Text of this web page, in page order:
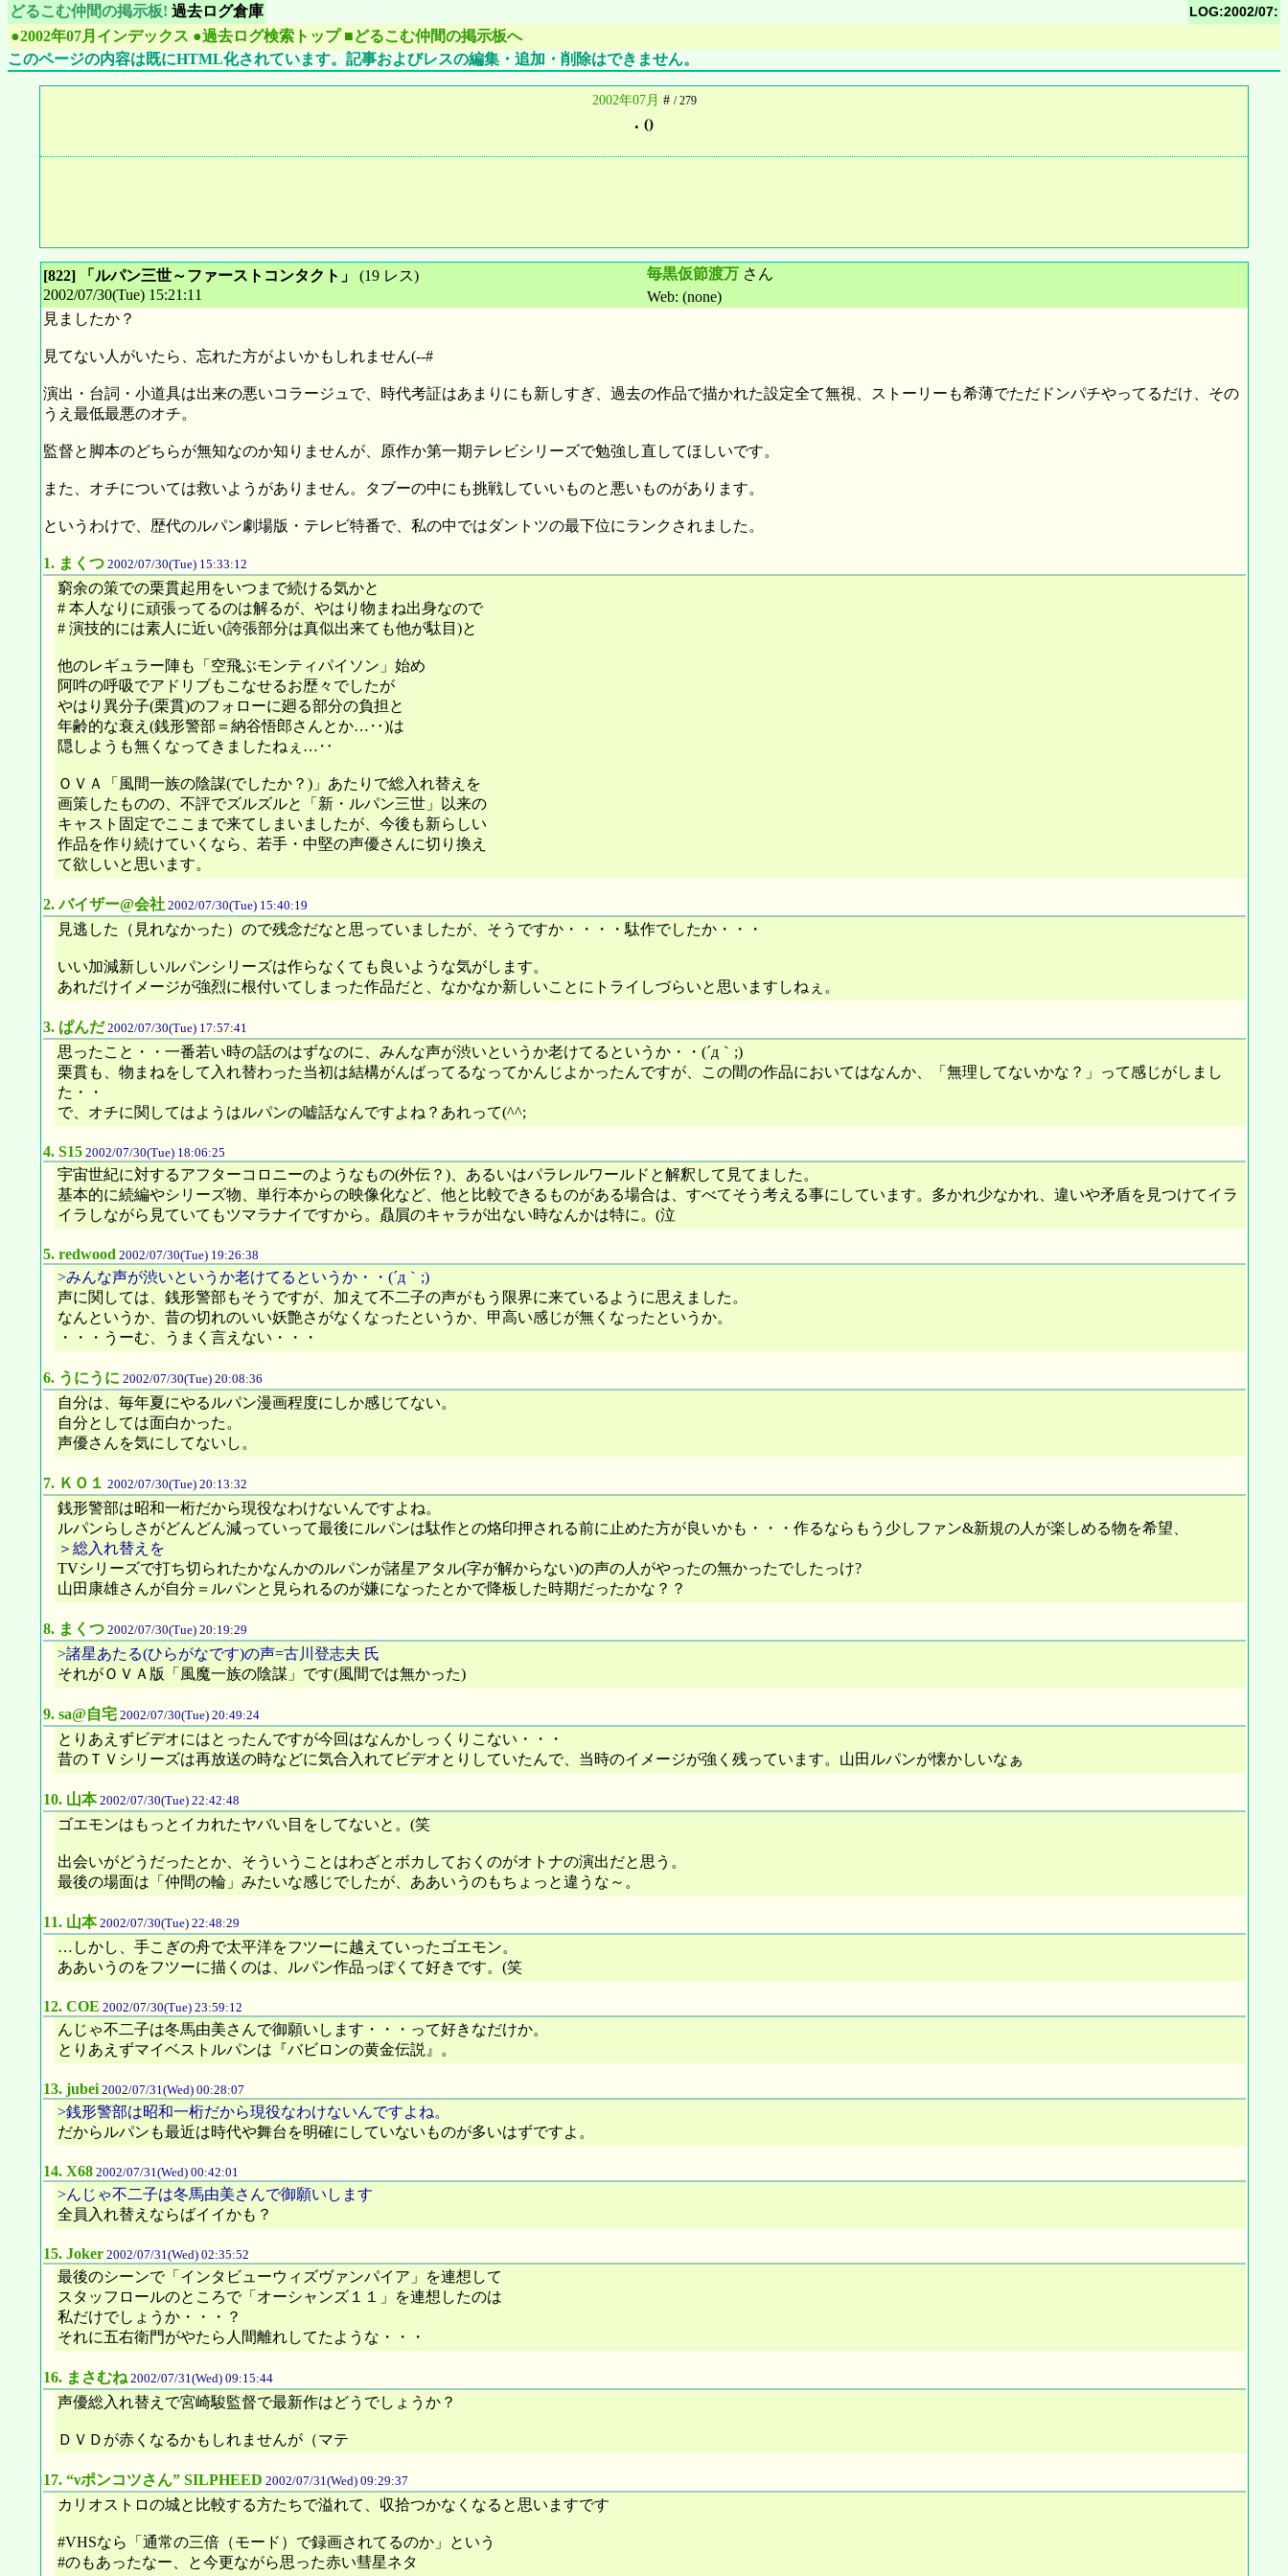
どるこむ仲間の掲示板! 過去ログ倉庫 LOG:2002/07:
●2002年07月インデックス ●過去ログ検索トップ ■どるこむ仲間の掲示板へ
このページの内容は既にHTML化されています。記事およびレスの編集・追加・削除はできません。
2002年07月 # / 279
. ()
[822] 「ルパン三世～ファーストコンタクト」 (19 レス)
2002/07/30(Tue) 15:21:11
毎黒仮節渡万さん
Web: (none)
見ましたか？
見てない人がいたら、忘れた方がよいかもしれません(--#
演出・台詞・小道具は出来の悪いコラージュで、時代考証はあまりにも新しすぎ、過去の作品で描かれた設定全て無視、ストーリーも希薄でただドンパチやってるだけ、その
うえ最低最悪のオチ。
監督と脚本のどちらが無知なのか知りませんが、原作か第一期テレビシリーズで勉強し直してほしいです。
また、オチについては救いようがありません。タブーの中にも挑戦していいものと悪いものがあります。
というわけで、歴代のルパン劇場版・テレビ特番で、私の中ではダントツの最下位にランクされました。
1. まくつ 2002/07/30(Tue) 15:33:12
窮余の策での栗貫起用をいつまで続ける気かと
# 本人なりに頑張ってるのは解るが、やはり物まね出身なので
# 演技的には素人に近い(誇張部分は真似出来ても他が駄目)と
他のレギュラー陣も「空飛ぶモンティパイソン」始め
阿吽の呼吸でアドリブもこなせるお歴々でしたが
やはり異分子(栗貫)のフォローに廻る部分の負担と
年齢的な衰え(銭形警部＝納谷悟郎さんとか…‥)は
隠しようも無くなってきましたねぇ…‥
ＯＶＡ「風間一族の陰謀(でしたか？)」あたりで総入れ替えを
画策したものの、不評でズルズルと「新・ルパン三世」以来の
キャスト固定でここまで来てしまいましたが、今後も新らしい
作品を作り続けていくなら、若手・中堅の声優さんに切り換え
て欲しいと思います。
2. バイザー@会社 2002/07/30(Tue) 15:40:19
見逃した（見れなかった）ので残念だなと思っていましたが、そうですか・・・・駄作でしたか・・・
いい加減新しいルパンシリーズは作らなくても良いような気がします。
あれだけイメージが強烈に根付いてしまった作品だと、なかなか新しいことにトライしづらいと思いますしねぇ。
3. ぱんだ 2002/07/30(Tue) 17:57:41
思ったこと・・一番若い時の話のはずなのに、みんな声が渋いというか老けてるというか・・(´д｀;)
栗貫も、物まねをして入れ替わった当初は結構がんばってるなってかんじよかったんですが、この間の作品においてはなんか、「無理してないかな？」って感じがしまし
た・・
で、オチに関してはようはルパンの嘘話なんですよね？あれって(^^;
4.S15 2002/07/30(Tue) 18:06:25
宇宙世紀に対するアフターコロニーのようなもの(外伝？)、あるいはパラレルワールドと解釈して見てました。
基本的に続編やシリーズ物、単行本からの映像化など、他と比較できるものがある場合は、すべてそう考える事にしています。多かれ少なかれ、違いや矛盾を見つけてイラ
イラしながら見ていてもツマラナイですから。贔屓のキャラが出ない時なんかは特に。(泣
5. redwood 2002/07/30(Tue) 19:26:38
>みんな声が渋いというか老けてるというか・・(´д｀;)
声に関しては、銭形警部もそうですが、加えて不二子の声がもう限界に来ているように思えました。
なんというか、昔の切れのいい妖艶さがなくなったというか、甲高い感じが無くなったというか。
・・・うーむ、うまく言えない・・・
6.うにうに 2002/07/30(Tue) 20:08:36
自分は、毎年夏にやるルパン漫画程度にしか感じてない。
自分としては面白かった。
声優さんを気にしてないし。
7. ＫＯ１ 2002/07/30(Tue) 20:13:32
銭形警部は昭和一桁だから現役なわけないんですよね。
ルパンらしさがどんどん減っていって最後にルパンは駄作との烙印押される前に止めた方が良いかも・・・作るならもう少しファン&新規の人が楽しめる物を希望、
＞総入れ替えを
TVシリーズで打ち切られたかなんかのルパンが諸星アタル(字が解からない)の声の人がやったの無かったでしたっけ?
山田康雄さんが自分＝ルパンと見られるのが嫌になったとかで降板した時期だったかな？？
8. まくつ 2002/07/30(Tue) 20:19:29
>諸星あたる(ひらがなです)の声=古川登志夫 氏
それがＯＶＡ版「風魔一族の陰謀」です(風間では無かった)
9.sa@自宅 2002/07/30(Tue) 20:49:24
とりあえずビデオにはとったんですが今回はなんかしっくりこない・・・
昔のＴＶシリーズは再放送の時などに気合入れてビデオとりしていたんで、当時のイメージが強く残っています。山田ルパンが懐かしいなぁ
10.山本 2002/07/30(Tue) 22:42:48
ゴエモンはもっとイカれたヤバい目をしてないと。(笑
出会いがどうだったとか、そういうことはわざとボカしておくのがオトナの演出だと思う。
最後の場面は「仲間の輪」みたいな感じでしたが、ああいうのもちょっと違うな～。
11.山本 2002/07/30(Tue) 22:48:29
…しかし、手こぎの舟で太平洋をフツーに越えていったゴエモン。
ああいうのをフツーに描くのは、ルパン作品っぽくて好きです。(笑
12. COE 2002/07/30(Tue) 23:59:12
んじゃ不二子は冬馬由美さんで御願いします・・・って好きなだけか。
とりあえずマイベストルパンは『バビロンの黄金伝説』。
13.jubei 2002/07/31(Wed) 00:28:07
>銭形警部は昭和一桁だから現役なわけないんですよね。
だからルパンも最近は時代や舞台を明確にしていないものが多いはずですよ。
14. X68 2002/07/31(Wed) 00:42:01
>んじゃ不二子は冬馬由美さんで御願いします
全員入れ替えならばイイかも？
15. Joker 2002/07/31(Wed) 02:35:52
最後のシーンで「インタビューウィズヴァンパイア」を連想して
スタッフロールのところで「オーシャンズ１１」を連想したのは
私だけでしょうか・・・？
それに五右衛門がやたら人間離れしてたような・・・
16.まさむね 2002/07/31(Wed) 09:15:44
声優総入れ替えで宮崎駿監督で最新作はどうでしょうか？
ＤＶＤが赤くなるかもしれませんが（マテ
17. “νポンコツさん” SILPHEED 2002/07/31(Wed) 09:29:37
カリオストロの城と比較する方たちで溢れて、収拾つかなくなると思いますです
#VHSなら「通常の三倍（モード）で録画されてるのか」という
#のもあったなー、と今更ながら思った赤い彗星ネタ